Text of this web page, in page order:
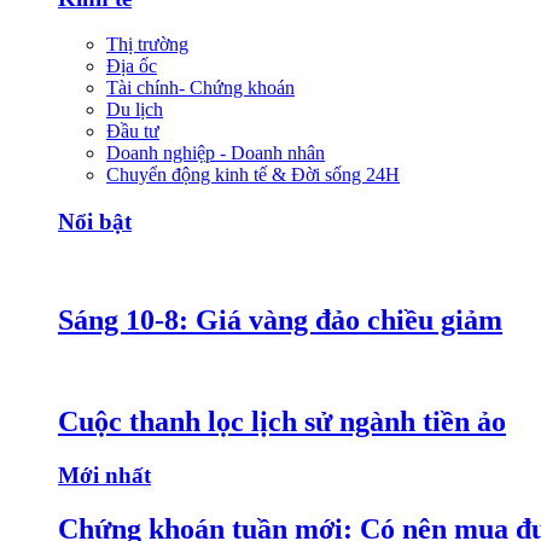
Thị trường
Địa ốc
Tài chính- Chứng khoán
Du lịch
Đầu tư
Doanh nghiệp - Doanh nhân
Chuyển động kinh tế & Đời sống 24H
Nổi bật
Sáng 10-8: Giá vàng đảo chiều giảm
Cuộc thanh lọc lịch sử ngành tiền ảo
Mới nhất
Chứng khoán tuần mới: Có nên mua